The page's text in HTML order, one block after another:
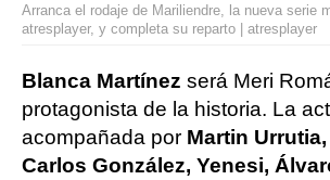
Arranca el rodaje de Mariliendre, la nueva serie
atresplayer, y completa su reparto | atresplayer
Blanca Martínez será Meri
protagonista de la historia. La
acompañada por Martin
Carlos González, Yenesi,